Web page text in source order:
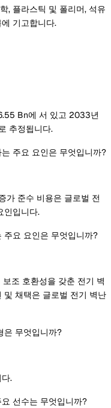
, 플라스틱 및 폴리머, 석유
기고합니다.
Bn에 서 있고 2033년
추정됩니다.
주요 요인은 무엇입니까?
가 준수 비용은 글로벌 전
인입니다.
주요 요인은 무엇입니까?
조 호환성을 갖춘 전기 벽
및 채택은 글로벌 전기 벽난
은 무엇입니까?
.
선수는 무엇입니까?